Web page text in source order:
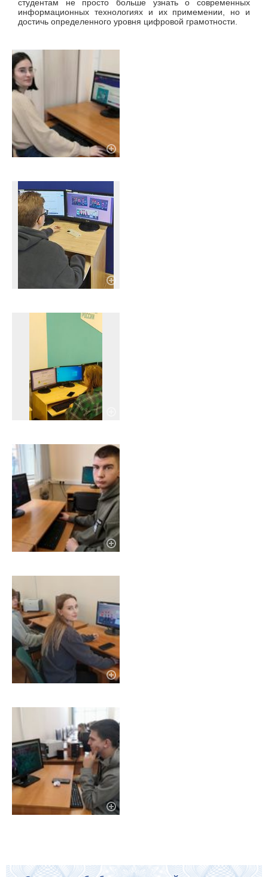
студентам не просто больше узнать о современных
информационных технологиях и их примемении, но и
достичь определенного уровня цифровой грамотности.